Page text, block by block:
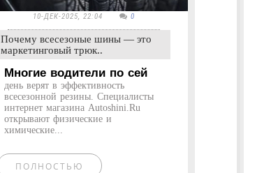
10-ДЕК-2025, 22:04 0
Почему всесезоные шины — это
маркетинговый трюк..
Многие водители по сей
день верят в эффективность
всесезонной резины. Специалисты
интернет магазина Autoshini.Ru
открывают физические и
химические...
ПОЛНОСТЬЮ